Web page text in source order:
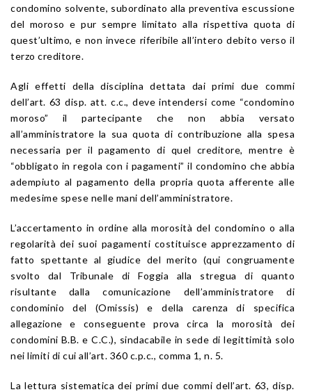
condomino solvente, subordinato alla preventiva escussione
del moroso e pur sempre limitato alla rispettiva quota di
quest’ultimo, e non invece riferibile all’intero debito verso il
terzo creditore.
Agli effetti della disciplina dettata dai primi due commi
dell’art. 63 disp. att. c.c., deve intendersi come “condomino
moroso” il partecipante che non abbia versato
all’amministratore la sua quota di contribuzione alla spesa
necessaria per il pagamento di quel creditore, mentre è
“obbligato in regola con i pagamenti” il condomino che abbia
adempiuto al pagamento della propria quota afferente alle
medesime spese nelle mani dell’amministratore.
L’accertamento in ordine alla morosità del condomino o alla
regolarità dei suoi pagamenti costituisce apprezzamento di
fatto spettante al giudice del merito (qui congruamente
svolto dal Tribunale di Foggia alla stregua di quanto
risultante dalla comunicazione dell’amministratore di
condominio del (Omissis) e della carenza di specifica
allegazione e conseguente prova circa la morosità dei
condomini B.B. e C.C.), sindacabile in sede di legittimità solo
nei limiti di cui all’art. 360 c.p.c., comma 1, n. 5.
La lettura sistematica dei primi due commi dell’art. 63, disp.